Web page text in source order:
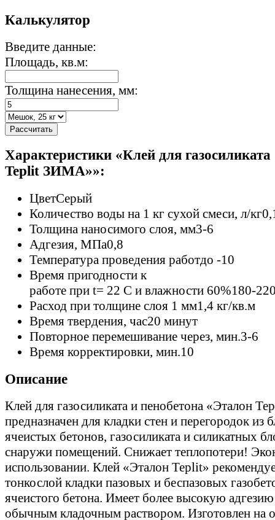
Калькулятор
Введите данные:
Площадь, кв.м:
Толщина нанесения, мм:
Рассчитать
Характеристики «Клей для
Teplit ЗИМА»»:
ЦветСерый
Количество воды на 1 кг сухой смеси, л/кг
Толщина наносимого слоя, мм3-6
Адгезия, МПа0,8
Температура проведения работдо -10
Время пригодности к
работе при t= 22 C и влажности 60%180-
Расход при толщине слоя 1 мм1,4 кг/кв.м
Время твердения, час20 минут
Повторное перемешивание через, мин.3-6
Время корректировки, мин.10
Описание
Клей для газосиликата и пенобетона «Эталон
предназначен для кладки стен и перегородок из
ячеистых бетонов, газосиликата и силикатных
снаружи помещений. Снижает теплопотери!
использовании. Клей «Эталон Teplit»
тонкослой кладки пазовых и беспазовых
ячеистого бетона. Имеет более высокую
обычным кладочным раствором. Изготовлен на